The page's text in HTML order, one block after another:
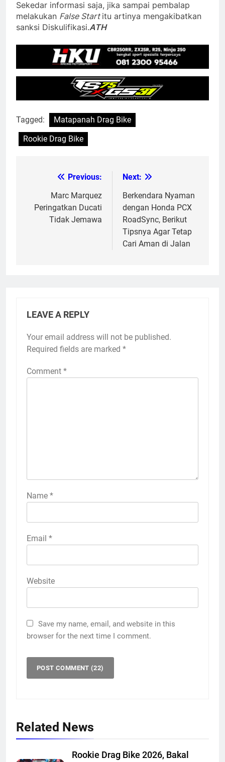
Sekedar informasi saja, jika sampai pembalap
melakukan False Start itu artinya mengakibatkan
sanksi Diskulifikasi.ATH
Tagged:
Matapanah Drag Bike
Rookie Drag Bike
navigation
Previous:
Marc Marquez
Peringatkan Ducati
Tidak Jemawa
Next:
Berkendara Nyaman
dengan Honda PCX
RoadSync, Berikut
Tipsnya Agar Tetap
Cari Aman di Jalan
LEAVE A REPLY
Your email address will not be published.
Required fields are marked *
Comment *
Name *
Email *
Website
Save my name, email, and website in this
browser for the next time I comment.
Related News
Rookie Drag Bike 2026, Bakal